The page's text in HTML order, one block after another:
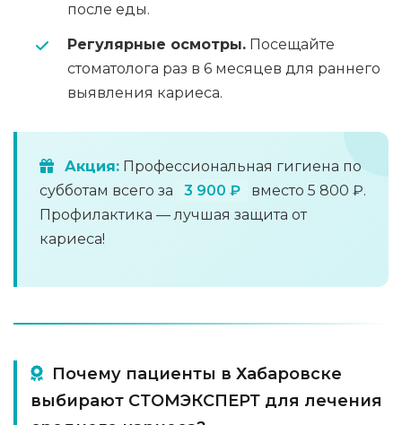
после еды.
Регулярные осмотры. Посещайте
стоматолога раз в 6 месяцев для раннего
выявления кариеса.
Акция: Профессиональная гигиена по
субботам всего за
3 900 ₽
вместо 5 800 ₽.
Профилактика — лучшая защита от
кариеса!
Почему пациенты в Хабаровске
выбирают СТОМЭКСПЕРТ для лечения